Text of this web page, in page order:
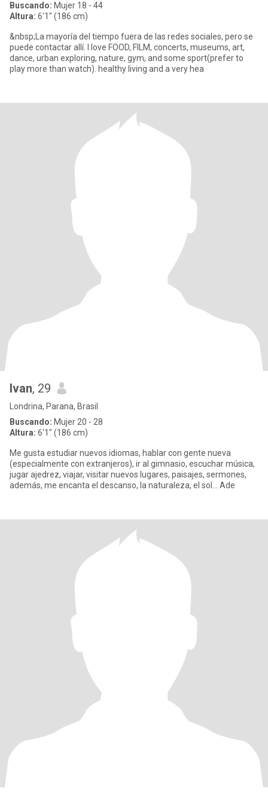
Buscando: Mujer 18 - 44
Altura: 6'1" (186 cm)
&nbsp;La mayoría del tiempo fuera de las redes sociales, pero se
puede contactar allí. I love FOOD, FILM, concerts, museums, art,
dance, urban exploring, nature, gym, and some sport(prefer to
play more than watch). healthy living and a very hea
Ivan, 29
Londrina, Parana, Brasil
Buscando: Mujer 20 - 28
Altura: 6'1" (186 cm)
Me gusta estudiar nuevos idiomas, hablar con gente nueva
(especialmente con extranjeros), ir al gimnasio, escuchar música,
jugar ajedrez, viajar, visitar nuevos lugares, paisajes, sermones,
además, me encanta el descanso, la naturaleza, el sol... Ade